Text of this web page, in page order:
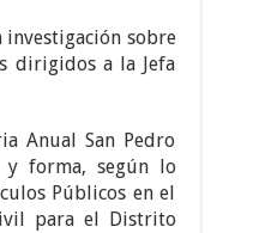
investigación sobre
dirigidos a la Jefa
Anual San Pedro
y forma, según lo
Públicos en el
para el Distrito